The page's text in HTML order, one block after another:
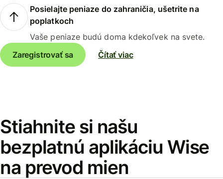
Posielajte peniaze do zahraničia, ušetrite na
poplatkoch
Vaše peniaze budú doma kdekoľvek na svete.
Zaregistrovať sa
Čítať viac
Stiahnite si našu
bezplatnú aplikáciu Wise
na prevod mien